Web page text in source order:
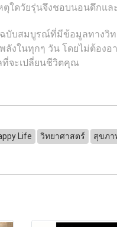
ตุใดวัยรุ่นจึงชอบนอนดึก
บับสมบูรณ์ที่มีข้อมูลทางวิ
ลังในทุกๆ วัน โดยไม่ต้อง
จะเปลี่ยนชีวิตคุณ
Life วิทยาศาสตร์ สุขภา